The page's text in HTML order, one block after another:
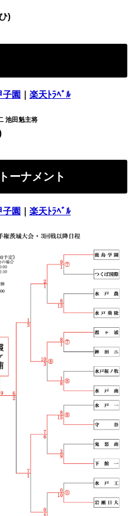
)
子園 ｜ 楽天ﾄﾗﾍﾞﾙ
池田魁主将
ーナメント
子園 ｜ 楽天ﾄﾗﾍﾞﾙ